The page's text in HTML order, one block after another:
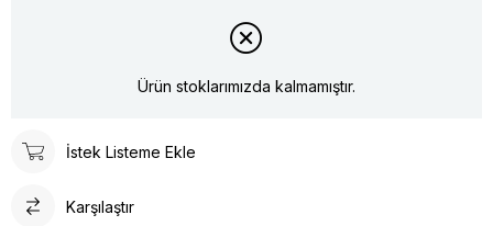
Ürün stoklarımızda kalmamıştır.
İstek Listeme Ekle
Karşılaştır